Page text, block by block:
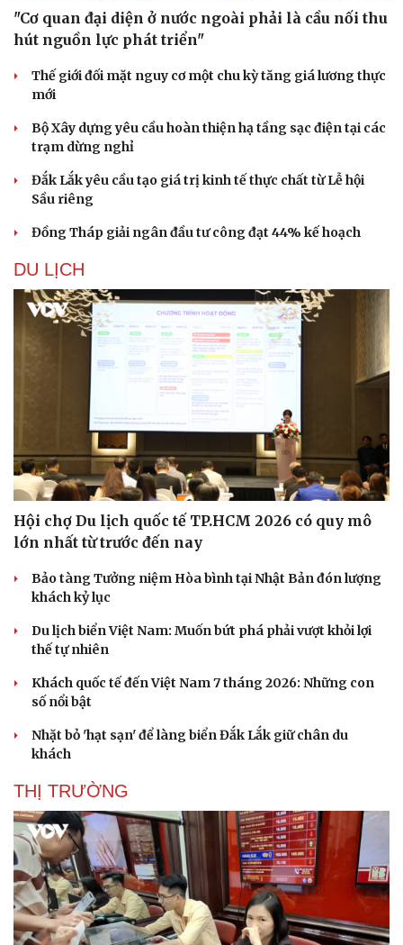
Sức khỏe
Cây thuốc
Sản phụ khoa
Nam khoa
Làm đẹp - giảm cân
Ăn sạch sống khỏe
Đời sống
Blog
"Cơ quan đại diện ở nước ngoài phải là cầu nối thu
hút nguồn lực phát triển"
Thế giới đối mặt nguy cơ một chu kỳ tăng giá lương thực
mới
Bộ Xây dựng yêu cầu hoàn thiện hạ tầng sạc điện tại các
trạm dừng nghỉ
Đắk Lắk yêu cầu tạo giá trị kinh tế thực chất từ Lễ hội
Sầu riêng
Đồng Tháp giải ngân đầu tư công đạt 44% kế hoạch
DU LỊCH
Hội chợ Du lịch quốc tế TP.HCM 2026 có quy mô
lớn nhất từ trước đến nay
Bảo tàng Tưởng niệm Hòa bình tại Nhật Bản đón lượng
khách kỷ lục
Du lịch biển Việt Nam: Muốn bứt phá phải vượt khỏi lợi
thế tự nhiên
Khách quốc tế đến Việt Nam 7 tháng 2026: Những con
số nổi bật
Nhặt bỏ 'hạt sạn' để làng biển Đắk Lắk giữ chân du
khách
THỊ TRƯỜNG